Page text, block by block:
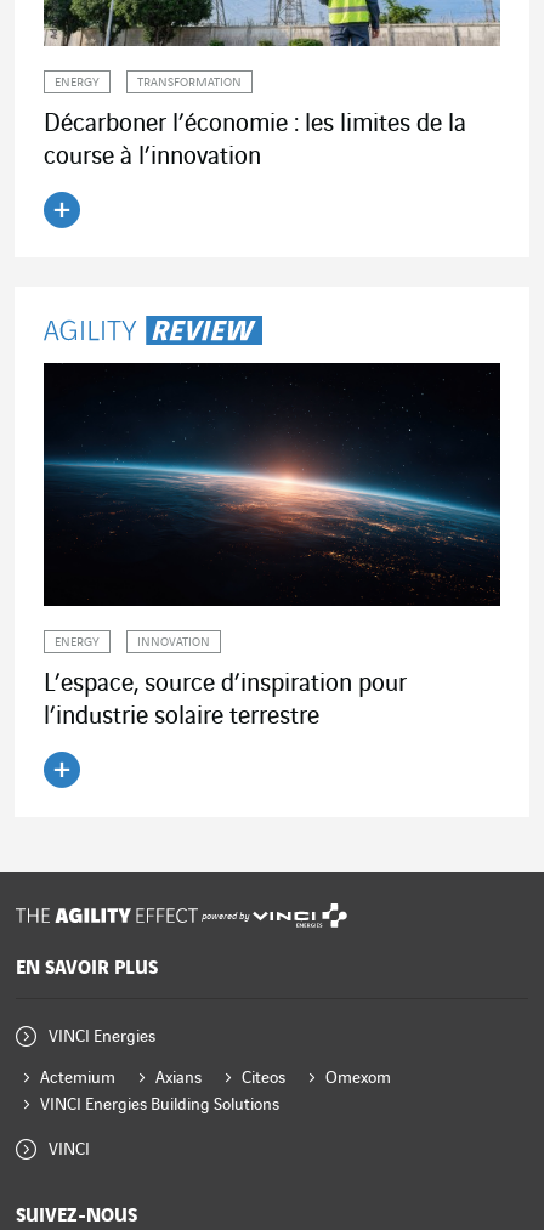
ENERGY TRANSFORMATION
Décarboner l’économie : les limites de la
course à l’innovation
ENERGY INNOVATION
L’espace, source d’inspiration pour
l’industrie solaire terrestre
powered by
EN SAVOIR PLUS
VINCI Energies
Actemium Axians Citeos
Omexom
VINCI Energies Building Solutions
VINCI
SUIVEZ-NOUS